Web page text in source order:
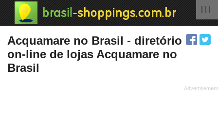
Acquamare no Brasil - diretório
on-line de lojas Acquamare no
Brasil